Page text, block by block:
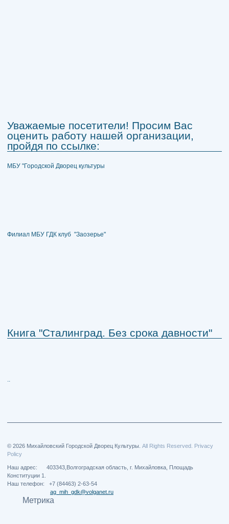
Уважаемые посетители! Просим Вас
оценить работу нашей организации,
пройдя по ссылке:
МБУ "Городской Дворец культуры
Филиал МБУ ГДК клуб "Заозерье"
Книга "Сталинград. Без срока давности"
© 2026 Михайловский Городской Дворец Культуры. All Rights Reserved. Privacy
Policy
Наш адрес: 403343,Волгоградская область, г. Михайловка, Площадь
Конституции 1.
Наш телефон: +7 (84463) 2-63-54
ag_mih_gdk@volganet.ru
Метрика